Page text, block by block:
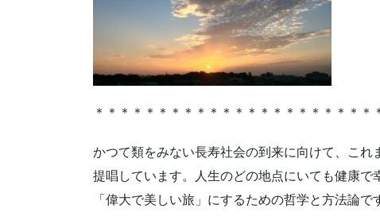
＊＊＊＊＊＊＊＊＊＊＊＊＊＊＊＊＊＊＊＊＊
かつて類をみない長寿社会の到来に向けて、こ
提唱しています。人生のどの地点にいても健康
「偉大で美しい旅」にするための哲学と方法論で